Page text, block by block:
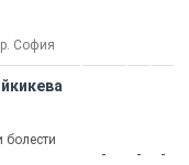
София
болести
- - -